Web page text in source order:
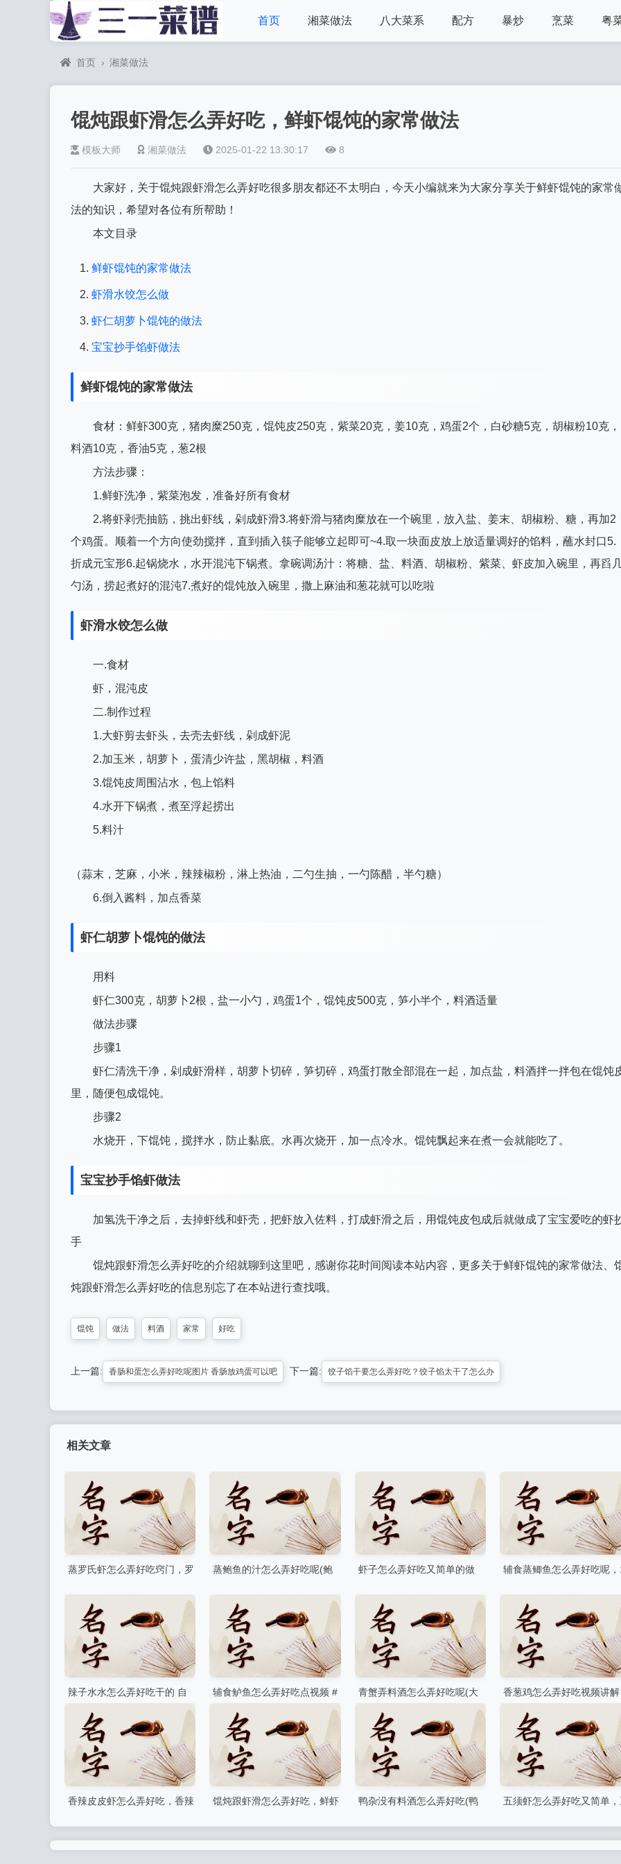
首页 湘菜做法 八大菜系 配方 暴炒 烹菜 粤
首页 › 湘菜做法
馄炖跟虾滑怎么弄好吃，鲜虾馄饨的家常做法
模板大师 湘菜做法 2025-01-22 13:30:17 8
大家好，关于馄炖跟虾滑怎么弄好吃很多朋友都还不太明白，今天小编就来为大家分享关于鲜虾馄饨的家常
法的知识，希望对各位有所帮助！
本文目录
鲜虾馄饨的家常做法
虾滑水饺怎么做
虾仁胡萝卜馄饨的做法
宝宝抄手馅虾做法
鲜虾馄饨的家常做法
食材：鲜虾300克，猪肉糜250克，馄饨皮250克，紫菜20克，姜10克，鸡蛋2个，白砂糖5克，胡椒粉10克，
料酒10克，香油5克，葱2根
方法步骤：
1.鲜虾洗净，紫菜泡发，准备好所有食材
2.将虾剥壳抽筋，挑出虾线，剁成虾滑3.将虾滑与猪肉糜放在一个碗里，放入盐、姜末、胡椒粉、糖，再加2
个鸡蛋。顺着一个方向使劲搅拌，直到插入筷子能够立起即可~4.取一块面皮放上放适量调好的馅料，蘸水封口5.
折成元宝形6.起锅烧水，水开混沌下锅煮。拿碗调汤汁：将糖、盐、料酒、胡椒粉、紫菜、虾皮加入碗里，再舀
勺汤，捞起煮好的混沌7.煮好的馄饨放入碗里，撒上麻油和葱花就可以吃啦
虾滑水饺怎么做
一.食材
虾，混沌皮
二.制作过程
1.大虾剪去虾头，去壳去虾线，剁成虾泥
2.加玉米，胡萝卜，蛋清少许盐，黑胡椒，料酒
3.馄饨皮周围沾水，包上馅料
4.水开下锅煮，煮至浮起捞出
5.料汁
（蒜末，芝麻，小米，辣辣椒粉，淋上热油，二勺生抽，一勺陈醋，半勺糖）
6.倒入酱料，加点香菜
虾仁胡萝卜馄饨的做法
用料
虾仁300克，胡萝卜2根，盐一小勺，鸡蛋1个，馄饨皮500克，笋小半个，料酒适量
做法步骤
步骤1
虾仁清洗干净，剁成虾滑样，胡萝卜切碎，笋切碎，鸡蛋打散全部混在一起，加点盐，料酒拌一拌包在馄饨
里，随便包成馄饨。
步骤2
水烧开，下馄饨，搅拌水，防止黏底。水再次烧开，加一点冷水。馄饨飘起来在煮一会就能吃了。
宝宝抄手馅虾做法
加氢洗干净之后，去掉虾线和虾壳，把虾放入佐料，打成虾滑之后，用馄饨皮包成后就做成了宝宝爱吃的虾
手
馄炖跟虾滑怎么弄好吃的介绍就聊到这里吧，感谢你花时间阅读本站内容，更多关于鲜虾馄饨的家常做法、
炖跟虾滑怎么弄好吃的信息别忘了在本站进行查找哦。
馄饨 做法 料酒 家常 好吃
上一篇: 香肠和蛋怎么弄好吃呢图片 香肠放鸡蛋可以吧 下一篇: 饺子馅干要怎么弄好吃？饺子馅太干了怎么办
相关文章
蒸罗氏虾怎么弄好吃窍门，罗
蒸鲍鱼的汁怎么弄好吃呢(鲍
虾子怎么弄好吃又简单的做
辅食蒸鲫鱼怎么弄好吃呢
辣子水水怎么弄好吃干的 自
己可以制作吗
辅食鲈鱼怎么弄好吃点视频 #
暖暖的胃道#鲈鱼有多少种美
味的做法
青蟹弄料酒怎么弄好吃呢(大
青蟹汤的做法)
香葱鸡怎么弄好吃视频讲
葱香鸡的做法
香辣皮皮虾怎么弄好吃，香辣
馄炖跟虾滑怎么弄好吃，鲜虾
鸭杂没有料酒怎么弄好吃(鸭
五须虾怎么弄好吃又简单